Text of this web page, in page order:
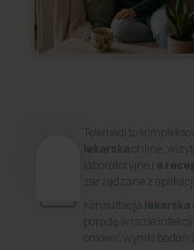
Telemedi to
lekarskaonline,
laboratoryjne i e
zarządzane z aplikacji.
Konsultacja lekarska
poradę w razie
omówić wyniki badań